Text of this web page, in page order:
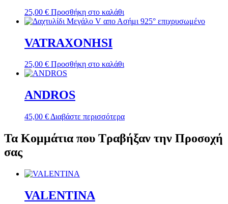
25,00 € Προσθήκη στο καλάθι
VATRAXONHSI
25,00 € Προσθήκη στο καλάθι
ANDROS
45,00 € Διαβάστε περισσότερα
Τα Κομμάτια που Τραβήξαν την Προσοχή
σας
VALENTINΑ